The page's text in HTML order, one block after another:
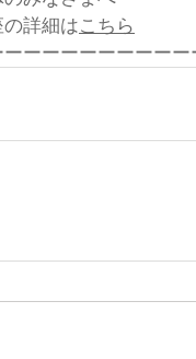
詳細はこちら
ーーーーーーーーー